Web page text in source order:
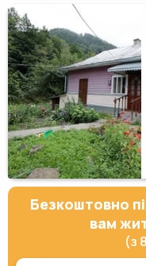
Безкоштовно
вам
(з